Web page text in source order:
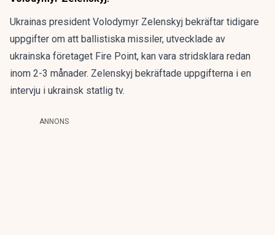
Ukrainas president Volodymyr Zelenskyj bekräftar tidigare
uppgifter om att ballistiska missiler, utvecklade av
ukrainska företaget Fire Point, kan vara stridsklara redan
inom 2-3 månader. Zelenskyj bekräftade uppgifterna i en
intervju i ukrainsk statlig tv.
ANNONS